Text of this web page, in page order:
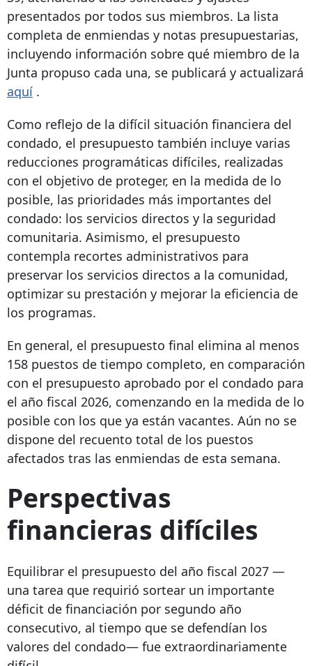
presentados por todos sus miembros. La lista
completa de enmiendas y notas presupuestarias,
incluyendo información sobre qué miembro de la
Junta propuso cada una, se publicará y actualizará
aquí .
Como reflejo de la difícil situación financiera del
condado, el presupuesto también incluye varias
reducciones programáticas difíciles, realizadas
con el objetivo de proteger, en la medida de lo
posible, las prioridades más importantes del
condado: los servicios directos y la seguridad
comunitaria. Asimismo, el presupuesto
contempla recortes administrativos para
preservar los servicios directos a la comunidad,
optimizar su prestación y mejorar la eficiencia de
los programas.
En general, el presupuesto final elimina al menos
158 puestos de tiempo completo, en comparación
con el presupuesto aprobado por el condado para
el año fiscal 2026, comenzando en la medida de lo
posible con los que ya están vacantes. Aún no se
dispone del recuento total de los puestos
afectados tras las enmiendas de esta semana.
Perspectivas
financieras difíciles
Equilibrar el presupuesto del año fiscal 2027 —
una tarea que requirió sortear un importante
déficit de financiación por segundo año
consecutivo, al tiempo que se defendían los
valores del condado— fue extraordinariamente